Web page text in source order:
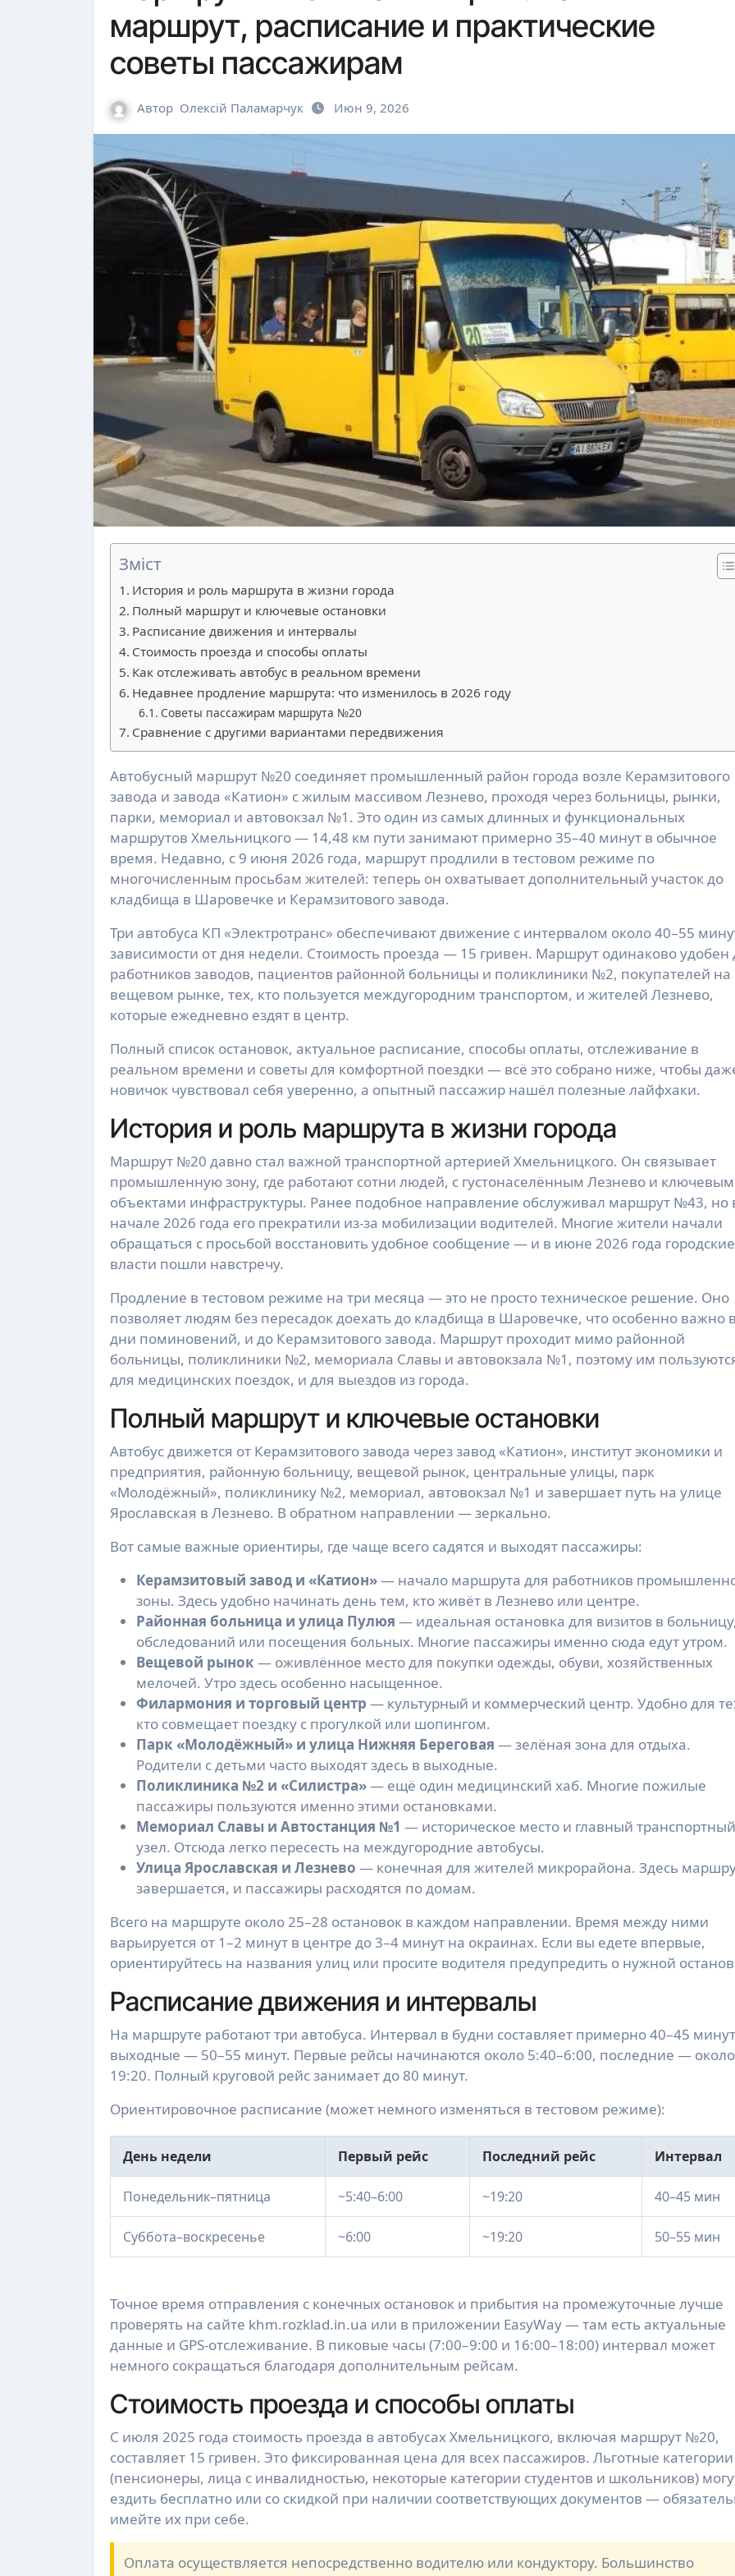
маршрут, расписание и практические
советы пассажирам
Автор Олексій Паламарчук Июн 9, 2026
Зміст
История и роль маршрута в жизни города
Полный маршрут и ключевые остановки
Расписание движения и интервалы
Стоимость проезда и способы оплаты
Как отслеживать автобус в реальном времени
Недавнее продление маршрута: что изменилось в 2026 году
Советы пассажирам маршрута №20
Сравнение с другими вариантами передвижения
Автобусный маршрут №20 соединяет промышленный район города возле Керамзитового
завода и завода «Катион» с жилым массивом Лезнево, проходя через больницы, рынки,
парки, мемориал и автовокзал №1. Это один из самых длинных и функциональных
маршрутов Хмельницкого — 14,48 км пути занимают примерно 35–40 минут в обычное
время. Недавно, с 9 июня 2026 года, маршрут продлили в тестовом режиме по
многочисленным просьбам жителей: теперь он охватывает дополнительный участок до
кладбища в Шаровечке и Керамзитового завода.
Три автобуса КП «Электротранс» обеспечивают движение с интервалом около 40–55
зависимости от дня недели. Стоимость проезда — 15 гривен. Маршрут одинаково удобен
работников заводов, пациентов районной больницы и поликлиники №2, покупателей на
вещевом рынке, тех, кто пользуется междугородним транспортом, и жителей Лезнево,
которые ежедневно ездят в центр.
Полный список остановок, актуальное расписание, способы оплаты, отслеживание в
реальном времени и советы для комфортной поездки — всё это собрано ниже, чтобы
новичок чувствовал себя уверенно, а опытный пассажир нашёл полезные лайфхаки.
История и роль маршрута в жизни города
Маршрут №20 давно стал важной транспортной артерией Хмельницкого. Он связывает
промышленную зону, где работают сотни людей, с густонаселённым Лезнево и
объектами инфраструктуры. Ранее подобное направление обслуживал маршрут №43, но
начале 2026 года его прекратили из-за мобилизации водителей. Многие жители начали
обращаться с просьбой восстановить удобное сообщение — и в июне 2026 года городские
власти пошли навстречу.
Продление в тестовом режиме на три месяца — это не просто техническое решение. Оно
позволяет людям без пересадок доехать до кладбища в Шаровечке, что особенно важно в
дни поминовений, и до Керамзитового завода. Маршрут проходит мимо районной
больницы, поликлиники №2, мемориала Славы и автовокзала №1, поэтому им
для медицинских поездок, и для выездов из города.
Полный маршрут и ключевые остановки
Автобус движется от Керамзитового завода через завод «Катион», институт экономики и
предприятия, районную больницу, вещевой рынок, центральные улицы, парк
«Молодёжный», поликлинику №2, мемориал, автовокзал №1 и завершает путь на улице
Ярославская в Лезнево. В обратном направлении — зеркально.
Вот самые важные ориентиры, где чаще всего садятся и выходят пассажиры:
Керамзитовый завод и «Катион»— начало маршрута для работников
зоны. Здесь удобно начинать день тем, кто живёт в Лезнево или центре.
Районная больница и улица Пулюя — идеальная остановка для визитов в больницу,
обследований или посещения больных. Многие пассажиры именно сюда едут утром.
Вещевой рынок — оживлённое место для покупки одежды, обуви, хозяйственных
мелочей. Утро здесь особенно насыщенное.
Филармония и торговый центр — культурный и коммерческий центр. Удобно для
кто совмещает поездку с прогулкой или шопингом.
Парк «Молодёжный» и улица Нижняя Береговая — зелёная зона для отдыха.
Родители с детьми часто выходят здесь в выходные.
Поликлиника №2 и «Силистра»— ещё один медицинский хаб. Многие пожилые
пассажиры пользуются именно этими остановками.
Мемориал Славы и Автостанция №1 — историческое место и главный транспортный
узел. Отсюда легко пересесть на междугородние автобусы.
Улица Ярославская и Лезнево — конечная для жителей микрорайона. Здесь
завершается, и пассажиры расходятся по домам.
Всего на маршруте около 25–28 остановок в каждом направлении. Время между ними
варьируется от 1–2 минут в центре до 3–4 минут на окраинах. Если вы едете впервые,
ориентируйтесь на названия улиц или просите водителя предупредить о нужной
Расписание движения и интервалы
На маршруте работают три автобуса. Интервал в будни составляет примерно 40–45
выходные — 50–55 минут. Первые рейсы начинаются около 5:40–6:00, последние — около
19:20. Полный круговой рейс занимает до 80 минут.
Ориентировочное расписание (может немного изменяться в тестовом режиме):
День недели Первый рейс Последний рейс Интервал
Понедельник–пятница ~5:40–6:00 ~19:20 40–45 мин
Суббота–воскресенье ~6:00 ~19:20 50–55 мин
Точное время отправления с конечных остановок и прибытия на промежуточные лучше
проверять на сайте khm.rozklad.in.ua или в приложении EasyWay — там есть актуальные
данные и GPS-отслеживание. В пиковые часы (7:00–9:00 и 16:00–18:00) интервал может
немного сокращаться благодаря дополнительным рейсам.
Стоимость проезда и способы оплаты
С июля 2025 года стоимость проезда в автобусах Хмельницкого, включая маршрут №20,
составляет 15 гривен. Это фиксированная цена для всех пассажиров. Льготные категории
(пенсионеры, лица с инвалидностью, некоторые категории студентов и школьников)
ездить бесплатно или со скидкой при наличии соответствующих документов —
имейте их при себе.
Оплата осуществляется непосредственно водителю или кондуктору. Большинство